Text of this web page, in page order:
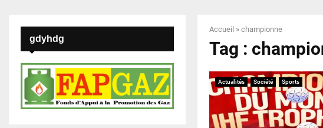
Accueil » championne
Tag :
Actualités Société Sports
gdyhdg